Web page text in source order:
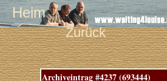
Heim
Zurück
Archiveintrag #4237 (693444)